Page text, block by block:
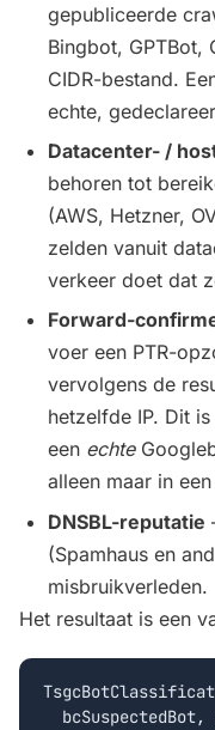
gepubliceerde
Bingbot, GPTBot,
CIDR-bestand.
echte,
Datacenter- /
behoren tot
(AWS, Hetzner,
zelden vanuit
verkeer doet dat
Forward-
voer een PTR-
vervolgens de
hetzelfde IP. Dit
een echte
alleen maar in
DNSBL-reputatie
(Spamhaus en
misbruikverleden.
Het resultaat is een
bcSuspectedBot,